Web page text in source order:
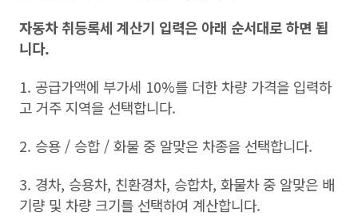
자동차 취등록세 계산기 입력은 아래 순서대로 하면 됩
니다.
1. 공급가액에 부가세 10%를 더한 차량 가격을 입력하
고 거주 지역을 선택합니다.
2. 승용 / 승합 / 화물 중 알맞은 차종을 선택합니다.
3. 경차, 승용차, 친환경차, 승합차, 화물차 중 알맞은 배
기량 및 차량 크기를 선택하여 계산합니다.